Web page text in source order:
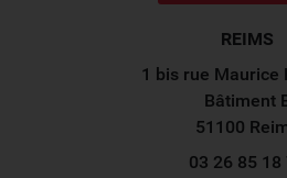
REIMS
1 bis rue Maurice
Bâtiment
51100
03 26 85 18